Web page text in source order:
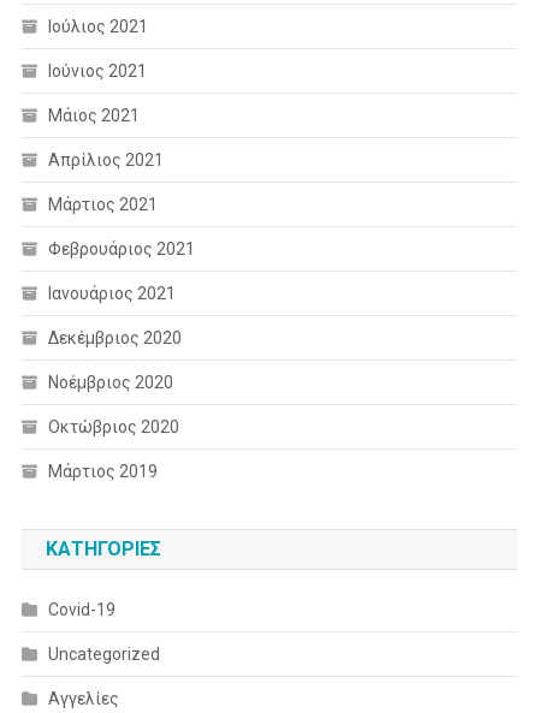
Ιούλιος 2021
Ιούνιος 2021
Μάιος 2021
Απρίλιος 2021
Μάρτιος 2021
Φεβρουάριος 2021
Ιανουάριος 2021
Δεκέμβριος 2020
Νοέμβριος 2020
Οκτώβριος 2020
Μάρτιος 2019
KΑΤΗΓΟΡΊΕΣ
Covid-19
Uncategorized
Αγγελίες